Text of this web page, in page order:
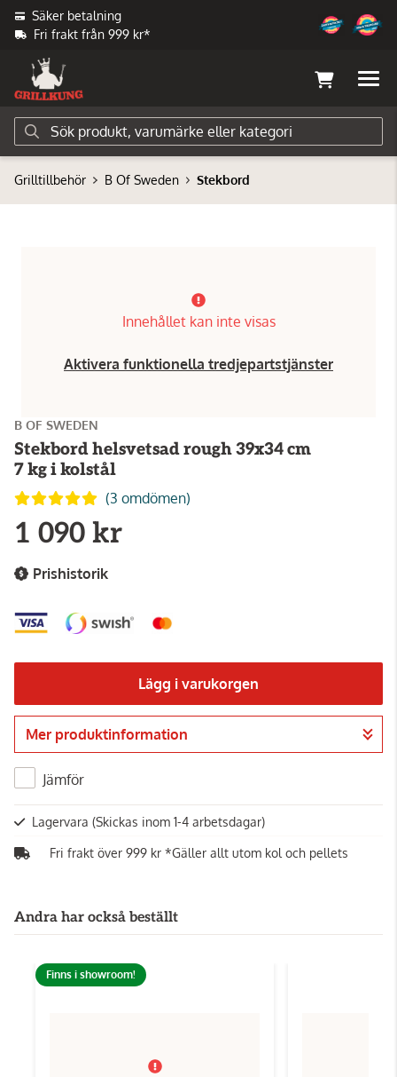
Säker betalning
Fri frakt från 999 kr*
Grilltillbehör B Of Sweden Stekbord
Innehållet kan inte visas
Aktivera funktionella tredjepartstjänster
B OF SWEDEN
Stekbord helsvetsad rough 39x34 cm
7 kg i kolstål
(3 omdömen)
1 090 kr
Prishistorik
Lägg i varukorgen
Gå till kassan
Mer produktinformation
Jämför
Lagervara (Skickas inom 1-4 arbetsdagar)
Fri frakt över 999 kr *Gäller allt utom kol och pellets
Andra har också beställt
Finns i showroom!